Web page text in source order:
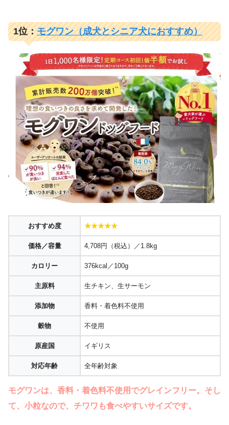
1位：モグワン（成犬とシニア犬におすすめ）
おすすめ度 ★★★★★
価格／容量 4,708円（税込）／1.8kg
カロリー 376kcal／100g
主原料 生チキン、生サーモン
添加物 香料・着色料不使用
穀物 不使用
原産国 イギリス
対応年齢 全年齢対象
モグワンは、香料・着色料不使用でグレインフリー。そし
て、小粒なので、チワワも食べやすいサイズです。